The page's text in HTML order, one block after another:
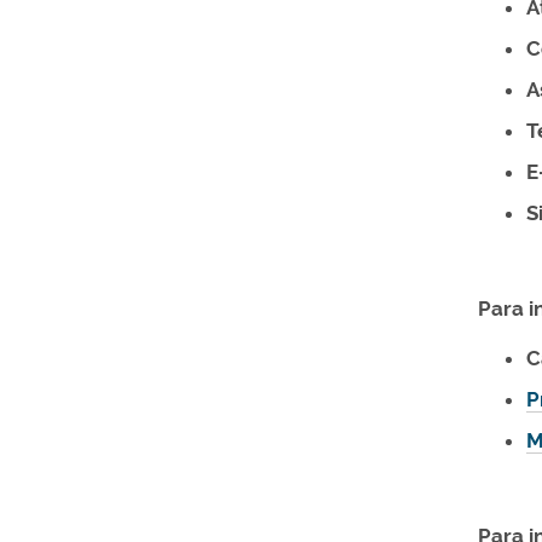
Para
Para